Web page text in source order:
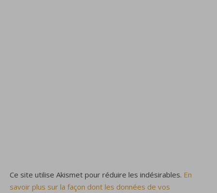
Ce site utilise Akismet pour réduire les indésirables. En
savoir plus sur la façon dont les données de vos